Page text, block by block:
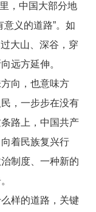
，中国大部分地
义的道路”。如
大山、深谷，穿
远方延伸。
向，也意味方
，一步步在没有
路上，中国共产
着民族复兴行
制度、一种新的
样的道路，关键